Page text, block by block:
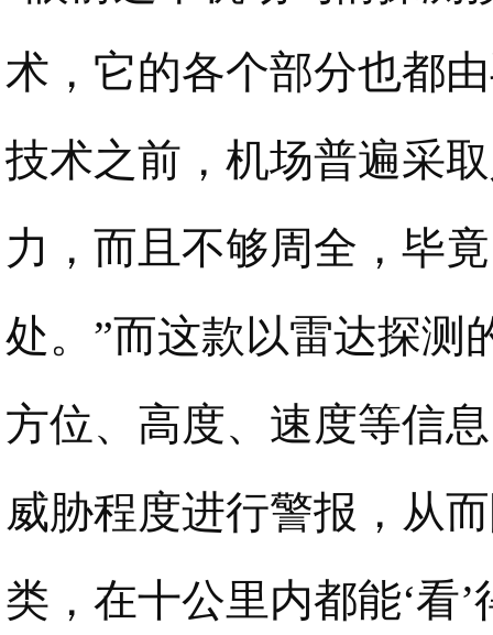
术，它的各个部分也都
技术之前，机场普遍采
力，而且不够周全，毕
处。”而这款以雷达探测
方位、高度、速度等信
威胁程度进行警报，从
类，在十公里内都能‘看